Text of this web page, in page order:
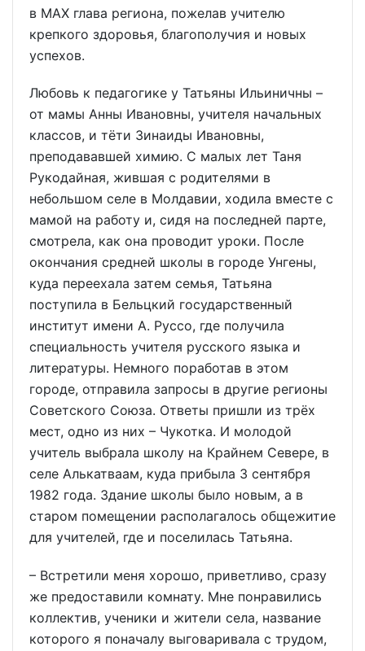
в MAX глава региона, пожелав учителю
крепкого здоровья, благополучия и новых
успехов.
Любовь к педагогике у Татьяны Ильиничны –
от мамы Анны Ивановны, учителя начальных
классов, и тёти Зинаиды Ивановны,
преподававшей химию. С малых лет Таня
Рукодайная, жившая с родителями в
небольшом селе в Молдавии, ходила вместе с
мамой на работу и, сидя на последней парте,
смотрела, как она проводит уроки. После
окончания средней школы в городе Унгены,
куда переехала затем семья, Татьяна
поступила в Бельцкий государственный
институт имени А. Руссо, где получила
специальность учителя русского языка и
литературы. Немного поработав в этом
городе, отправила запросы в другие регионы
Советского Союза. Ответы пришли из трёх
мест, одно из них – Чукотка. И молодой
учитель выбрала школу на Крайнем Севере, в
селе Алькатваам, куда прибыла 3 сентября
1982 года. Здание школы было новым, а в
старом помещении располагалось общежитие
для учителей, где и поселилась Татьяна.
– Встретили меня хорошо, приветливо, сразу
же предоставили комнату. Мне понравились
коллектив, ученики и жители села, название
которого я поначалу выговаривала с трудом,